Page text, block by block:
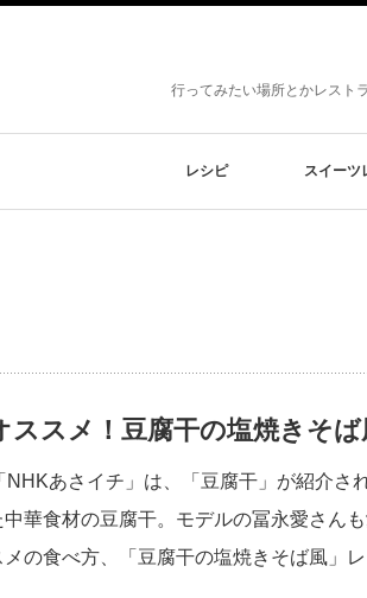
行ってみたい場所とかレスト
レシピ スイーツ
ススメ！豆腐干の塩焼きそ
あさイチ」は、「豆腐干」が紹介さ
華食材の豆腐干。モデルの冨永愛さん
メの食べ方、「豆腐干の塩焼きそば風」